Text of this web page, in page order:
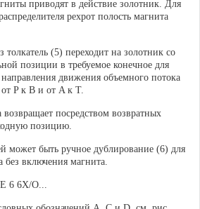
приводят в действие золотник. Для
рехрот полость магнита
толкатель (5) переходит на золотник со
позиции в требуемое конечное для
движения объемного потока
P к B и от A к T.
посредством возвратных
позицию.
может быть ручное дублирование (6) для
без включения магнита.
6 6X/O...